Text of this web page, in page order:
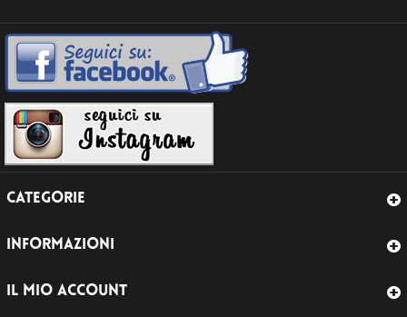
CATEGORIE
INFORMAZIONI
IL MIO ACCOUNT